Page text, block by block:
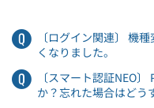
〔ログイン関連〕 機
くなりました。
〔スマート認証NEO
か？忘れた場合はどう